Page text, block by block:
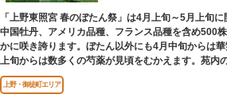
「上野東照宮 春のぼたん祭」は4月上旬～5月上旬
中国牡丹、アメリカ品種、フランス品種を含め500
かに咲き誇ります。ぼたん以外にも4月中旬からは
上旬からは数多くの芍薬が見頃をむかえます。苑内
酒、お団子、お茶などが味わえ、参道では牡丹鉢も
心にいながら江戸風情を今に残す回遊式牡丹庭苑を
上野・御徒町エリア